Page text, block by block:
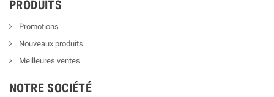
PRODUITS
Promotions
Nouveaux produits
Meilleures ventes
NOTRE SOCIÉTÉ